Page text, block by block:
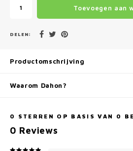
Toevoegen aan
DELEN:
Productomschrijving
Waarom Dahon?
0 STERREN OP BASIS VAN 0
0 Reviews